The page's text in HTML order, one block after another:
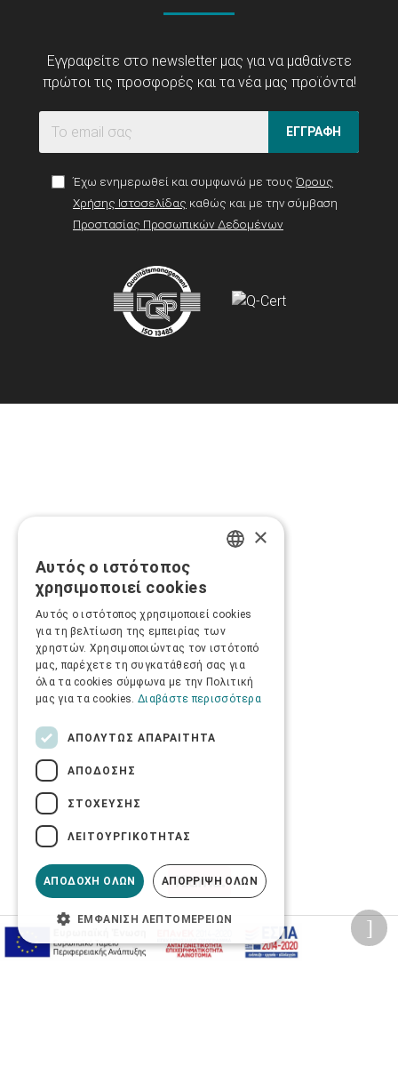
Εγγραφείτε στο newsletter μας για να μαθαίνετε
πρώτοι τις προσφορές και τα νέα μας προϊόντα!
ΕΓΓΡΑΦΗ
Έχω ενημερωθεί και συμφωνώ με τους Όρους
Χρήσης Ιστοσελίδας καθώς και με την σύμβαση
Προστασίας Προσωπικών Δεδομένων
Προσωπικά δεδομένα
×
Αυτός ο ιστότοπος
χρησιμοποιεί cookies
Αυτός ο ιστότοπος χρησιμοποιεί cookies
για τη βελτίωση της εμπειρίας των
χρηστών. Χρησιμοποιώντας τον ιστότοπό
μας, παρέχετε τη συγκατάθεσή σας για
όλα τα cookies σύμφωνα με την Πολιτική
μας για τα cookies. Διαβάστε περισσότερα
ΑΠΟΛΎΤΩΣ ΑΠΑΡΑΊΤΗΤΑ
ΑΠΌΔΟΣΗΣ
ΣΤΌΧΕΥΣΗΣ
ΛΕΙΤΟΥΡΓΙΚΌΤΗΤΑΣ
ΑΠΟΔΟΧΉ ΌΛΩΝ ΑΠΌΡΡΙΨΗ ΌΛΩΝ
ΕΜΦΆΝΙΣΗ ΛΕΠΤΟΜΕΡΕΙΏΝ